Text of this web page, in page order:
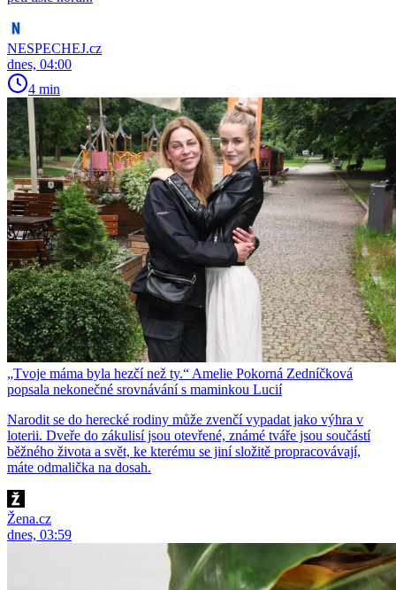
NESPECHEJ.cz
dnes, 04:00
4 min
„Tvoje máma byla hezčí než ty.“ Amelie Pokorná Zedníčková
popsala nekonečné srovnávání s maminkou Lucií
Narodit se do herecké rodiny může zvenčí vypadat jako výhra v
loterii. Dveře do zákulisí jsou otevřené, známé tváře jsou součástí
běžného života a svět, ke kterému se jiní složitě propracovávají,
máte odmalička na dosah.
Žena.cz
dnes, 03:59